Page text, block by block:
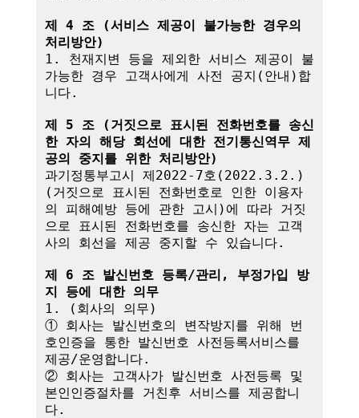
제 4 조 (서비스 제공이 불가능한 경우의
처리방안)
1. 천재지변 등을 제외한 서비스 제공이 불
가능한 경우 고객사에게 사전 공지(안내)합
니다.
제 5 조 (거짓으로 표시된 전화번호를 송신
한 자의 해당 회선에 대한 전기통신역무 제
공의 중지를 위한 처리방안)
과기정통부고시 제2022-7호(2022.3.2.)
(거짓으로 표시된 전화번호로 인한 이용자
의 피해예방 등에 관한 고시)에 따라 거짓
으로 표시된 전화번호를 송신한 자는 고객
사의 회선을 제공 중지할 수 있습니다.
제 6 조 발신번호 등록/관리, 부정가입 방
지 등에 대한 의무
1. (회사의 의무)
① 회사는 발신번호의 변작방지를 위해 번
호인증을 통한 발신번호 사전등록서비스를
제공/운영합니다.
② 회사는 고객사가 발신번호 사전등록 및
본인인증절차를 거친후 서비스를 제공합니
다.